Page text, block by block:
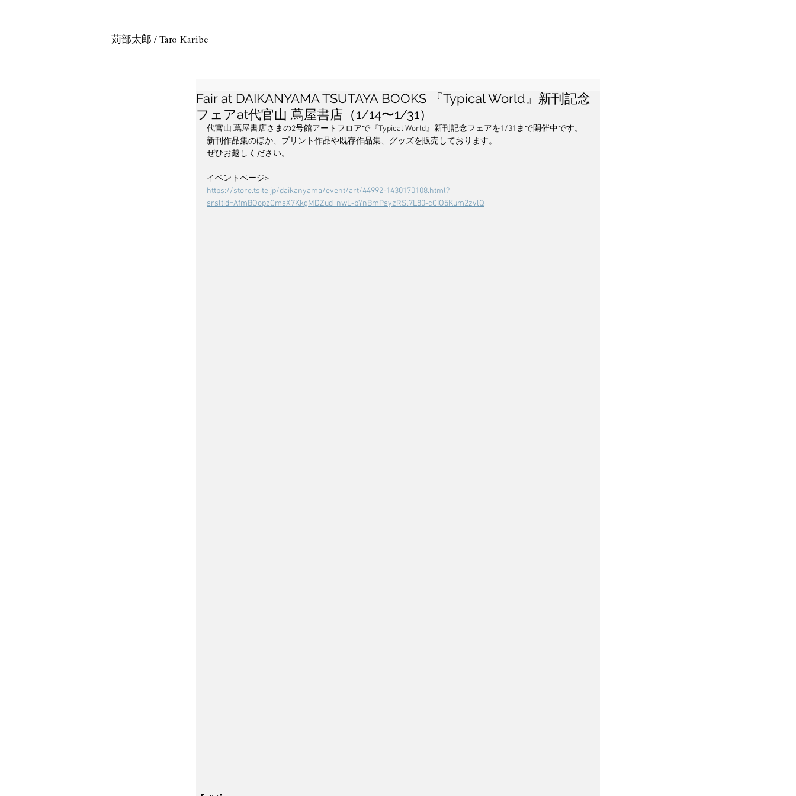
苅部太郎 / Taro Karibe
Fair at DAIKANYAMA TSUTAYA BOOKS 『Typical World』新刊記念
フェアat代官山 蔦屋書店（1/14〜1/31）
代官山 蔦屋書店さまの2号館アートフロアで『Typical World』新刊記念フェアを1/31まで開催中です。
新刊作品集のほか、プリント作品や既存作品集、グッズを販売しております。
ぜひお越しください。
イベントページ>
https://store.tsite.jp/daikanyama/event/art/44992-1430170108.html?
srsltid=AfmBOopzCmaX7KkgMDZud_nwL-bYnBmPsyzRSl7L80-cCIO5Kum2zvlQ